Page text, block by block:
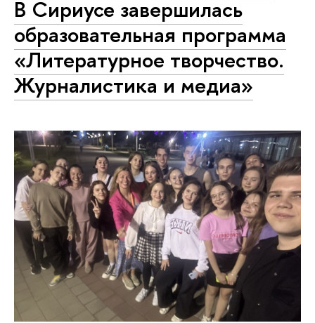
В Сириусе завершилась
образовательная программа
«Литературное творчество.
Журналистика и медиа»